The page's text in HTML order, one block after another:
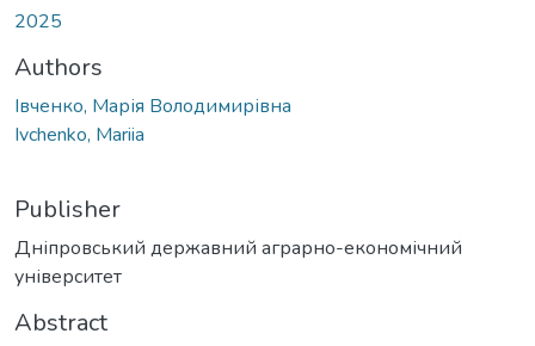
2025
Authors
Івченко, Марія Володимирівна
Ivchenko, Mariia
Publisher
Дніпровський державний аграрно-економічний
університет
Abstract